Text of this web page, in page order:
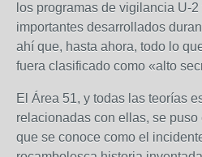
los programas de vigilancia U-
importantes desarrollados
ahí que, hasta ahora, todo lo
fuera clasificado como «alto
El Área 51, y todas las teorías
relacionadas con ellas, se
que se conoce como el